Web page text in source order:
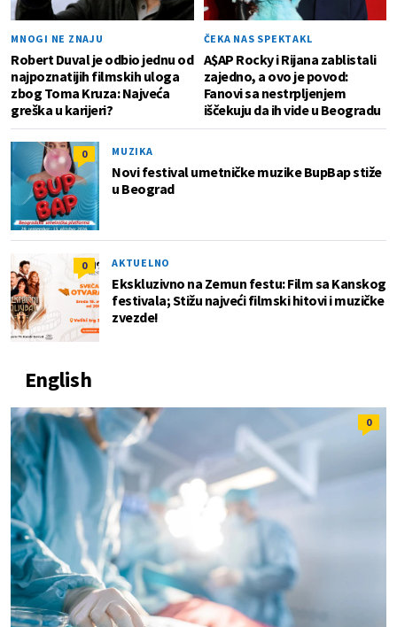
MNOGI NE ZNAJU
Robert Duval je odbio jednu od
najpoznatijih filmskih uloga
zbog Toma Kruza: Najveća
greška u karijeri?
ČEKA NAS SPEKTAKL
A$AP Rocky i Rijana zablistali
zajedno, a ovo je povod:
Fanovi sa nestrpljenjem
iščekuju da ih vide u Beogradu
0 MUZIKA
Novi festival umetničke muzike BupBap stiže
u Beograd
0 AKTUELNO
Ekskluzivno na Zemun festu: Film sa Kanskog
festivala; Stižu najveći filmski hitovi i muzičke
zvezde!
English
0